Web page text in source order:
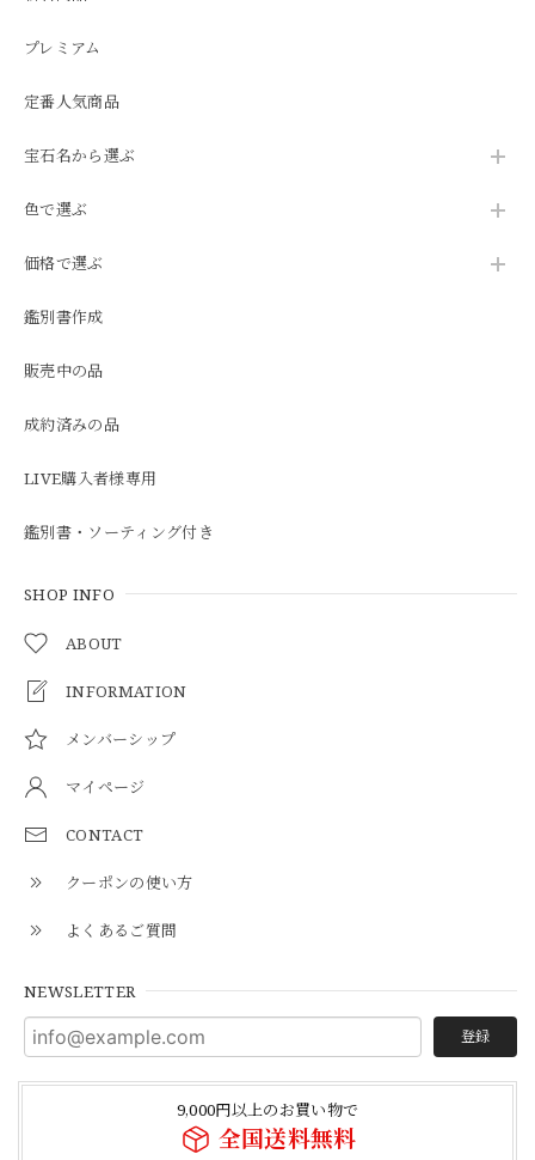
プレミアム
定番人気商品
宝石名から選ぶ
色で選ぶ
価格で選ぶ
鑑別書作成
販売中の品
成約済みの品
LIVE購入者様専用
鑑別書・ソーティング付き
SHOP INFO
ABOUT
INFORMATION
メンバーシップ
マイページ
CONTACT
クーポンの使い方
よくあるご質問
NEWSLETTER
登録
9,000円以上のお買い物で
全国送料無料